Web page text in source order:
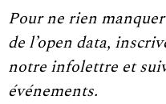
Pour ne rien
de l’open data,
notre infolettre et
événements.